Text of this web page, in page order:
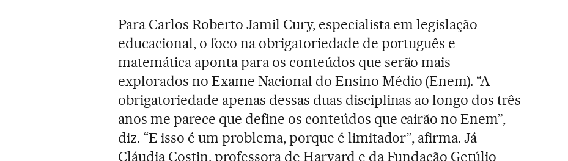
Para Carlos Roberto Jamil Cury, especialista em legislação
educacional, o foco na obrigatoriedade de português e
matemática aponta para os conteúdos que serão mais
explorados no Exame Nacional do Ensino Médio (Enem). “A
obrigatoriedade apenas dessas duas disciplinas ao longo dos três
anos me parece que define os conteúdos que cairão no Enem”,
diz. “E isso é um problema, porque é limitador”, afirma. Já
Cláudia Costin, professora de Harvard e da Fundação Getúlio